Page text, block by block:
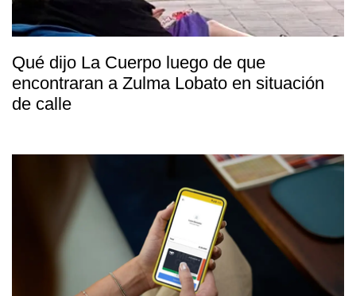
Qué dijo La Cuerpo luego de que
encontraran a Zulma Lobato en situación
de calle